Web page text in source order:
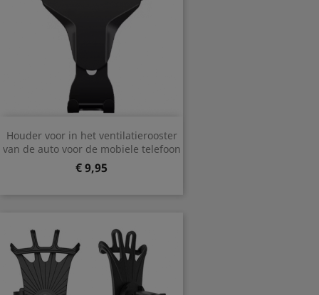
Houder voor in het ventilatierooster
van de auto voor de mobiele telefoon
Prijs
€ 9,95